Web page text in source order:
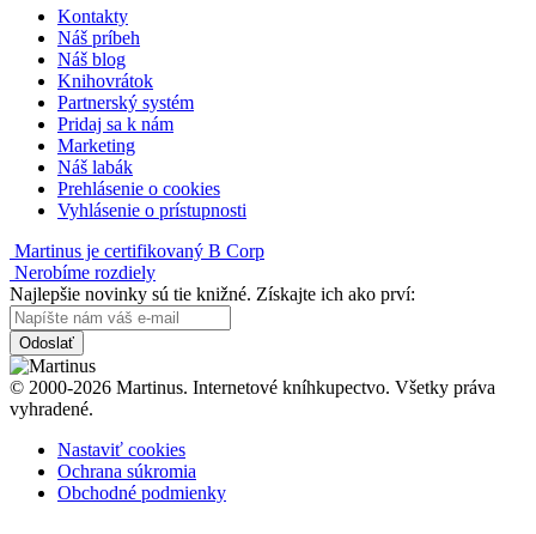
Kontakty
Náš príbeh
Náš blog
Knihovrátok
Partnerský systém
Pridaj sa k nám
Marketing
Náš labák
Prehlásenie o cookies
Vyhlásenie o prístupnosti
Martinus je certifikovaný B Corp
Nerobíme rozdiely
Najlepšie novinky sú tie knižné. Získajte ich ako prví:
Odoslať
© 2000-2026 Martinus. Internetové kníhkupectvo. Všetky práva
vyhradené.
Nastaviť cookies
Ochrana súkromia
Obchodné podmienky